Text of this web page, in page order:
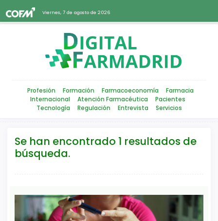
Viernes, 7 de agosto de 2026
Profesión Formación Farmacoeconomía
Farmacia
Internacional
Atención Farmacéutica
Pacientes
Tecnología
Regulación Entrevista Servicios
Se han encontrado 1 resultados de
búsqueda.